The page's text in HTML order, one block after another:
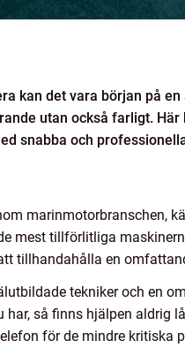
kan det vara början på
utan också farligt.
snabba och
marinmotorbranschen,
mest tillförlitliga
tillhandahålla en
tekniker och en
har, så finns hjälpen aldrig
för de mindre kritiska